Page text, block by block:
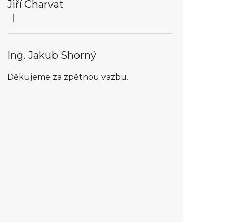
Jiří Charvat
Hodnocení obchodu je 5 z 5 hvězdiček.
Ing. Jakub Shorný
Děkujeme za zpětnou vazbu.